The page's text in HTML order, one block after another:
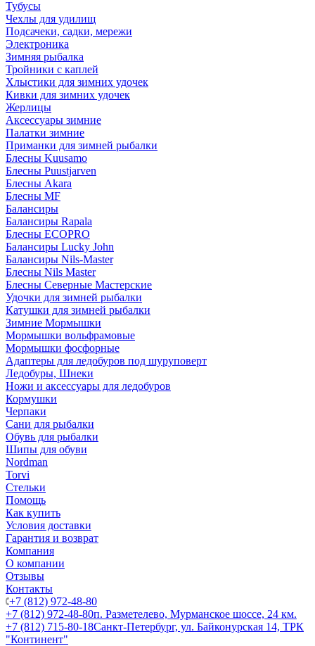
Тубусы
Чехлы для удилищ
Подсачеки, садки, мережи
Электроника
Зимняя рыбалка
Тройники с каплей
Хлыстики для зимних удочек
Кивки для зимних удочек
Жерлицы
Аксессуары зимние
Палатки зимние
Приманки для зимней рыбалки
Блесны Kuusamo
Блесны Puustjarven
Блесны Akara
Блесны MF
Балансиры
Балансиры Rapala
Блесны ECOPRO
Балансиры Lucky John
Балансиры Nils-Master
Блесны Nils Master
Блесны Северные Мастерские
Удочки для зимней рыбалки
Катушки для зимней рыбалки
Зимние Мормышки
Мормышки вольфрамовые
Мормышки фосфорные
Адаптеры для ледобуров под шуруповерт
Ледобуры, Шнеки
Ножи и аксессуары для ледобуров
Кормушки
Черпаки
Сани для рыбалки
Обувь для рыбалки
Шипы для обуви
Nordman
Torvi
Стельки
Помощь
Как купить
Условия доставки
Гарантия и возврат
Компания
О компании
Отзывы
Контакты
+7 (812) 972-48-80
+7 (812) 972-48-80п. Разметелево, Мурманское шоссе, 24 км.
+7 (812) 715-80-18Санкт-Петербург, ул. Байконурская 14, ТРК
"Континент"